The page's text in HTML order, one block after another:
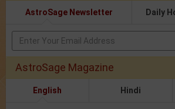
AstroSage Newsletter Daily
AstroSage Magazine
English Hindi